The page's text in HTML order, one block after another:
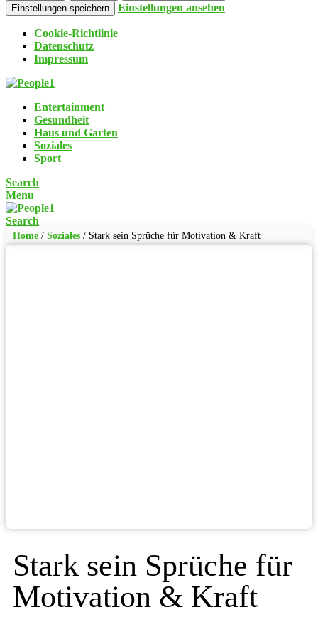
Einstellungen speichern
Einstellungen ansehen
Cookie-Richtlinie
Datenschutz
Impressum
Entertainment
Gesundheit
Haus und Garten
Soziales
Sport
Search
Menu
Search
Home / Soziales / Stark sein Sprüche für Motivation & Kraft
Stark sein Sprüche für
Motivation & Kraft